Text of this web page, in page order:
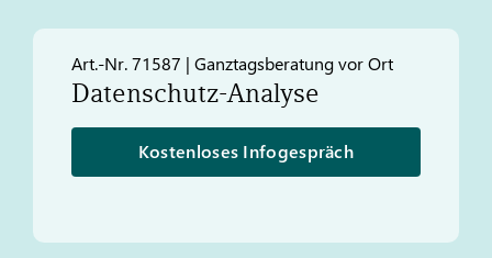
Art.-Nr. 71587 | Ganztagsberatung vor Ort
Datenschutz-Analyse
Kostenloses Infogespräch